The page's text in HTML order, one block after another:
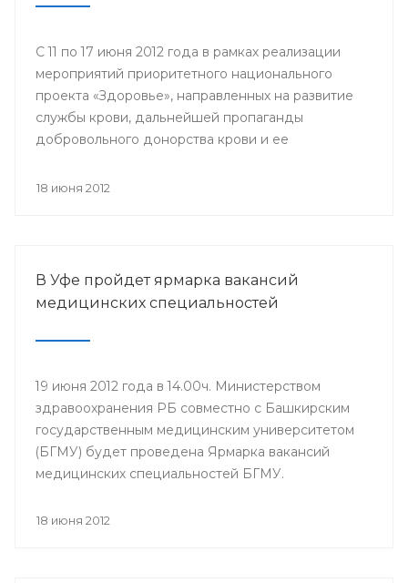
С 11 по 17 июня 2012 года в рамках реализации
мероприятий приоритетного национального
проекта «Здоровье», направленных на развитие
службы крови, дальнейшей пропаганды
добровольного донорства крови и ее
информационная акция «Спасибо, донор!»,
18 июня 2012
В Уфе пройдет ярмарка вакансий
медицинских специальностей
19 июня 2012 года в 14.00ч. Министерством
здравоохранения РБ совместно с Башкирским
государственным медицинским университетом
(БГМУ) будет проведена Ярмарка вакансий
медицинских специальностей БГМУ.
лечебно-профилактических учреждений (ЛПУ)
18 июня 2012